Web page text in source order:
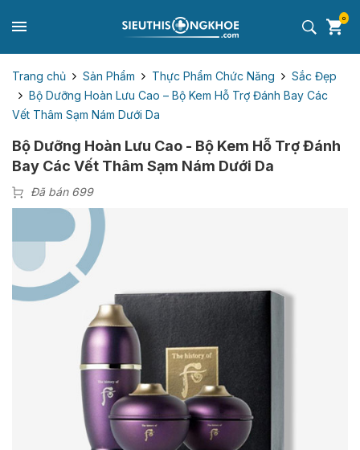
0
Trang chủ Sản Phẩm Thực Phẩm Chức Năng
Sắc Đẹp
Bộ Dưỡng Hoàn Lưu Cao – Bộ Kem Hỗ Trợ Đánh Bay Các
Vết Thâm Sạm Nám Dưới Da
Bộ Dưỡng Hoàn Lưu Cao - Bộ Kem Hỗ Trợ Đánh
Bay Các Vết Thâm Sạm Nám Dưới Da
Đã bán 699